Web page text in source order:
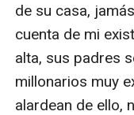
de su casa,
cuenta de mi
alta, sus padres
millonarios muy
alardean de ello,